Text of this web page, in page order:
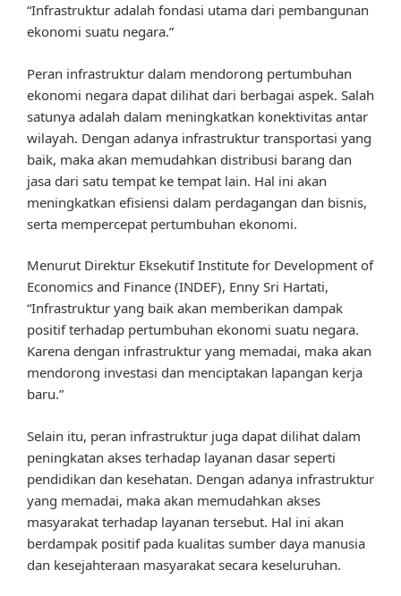
“Infrastruktur adalah fondasi utama dari pembangunan
ekonomi suatu negara.”
Peran infrastruktur dalam mendorong pertumbuhan
ekonomi negara dapat dilihat dari berbagai aspek. Salah
satunya adalah dalam meningkatkan konektivitas antar
wilayah. Dengan adanya infrastruktur transportasi yang
baik, maka akan memudahkan distribusi barang dan
jasa dari satu tempat ke tempat lain. Hal ini akan
meningkatkan efisiensi dalam perdagangan dan bisnis,
serta mempercepat pertumbuhan ekonomi.
Menurut Direktur Eksekutif Institute for Development of
Economics and Finance (INDEF), Enny Sri Hartati,
“Infrastruktur yang baik akan memberikan dampak
positif terhadap pertumbuhan ekonomi suatu negara.
Karena dengan infrastruktur yang memadai, maka akan
mendorong investasi dan menciptakan lapangan kerja
baru.”
Selain itu, peran infrastruktur juga dapat dilihat dalam
peningkatan akses terhadap layanan dasar seperti
pendidikan dan kesehatan. Dengan adanya infrastruktur
yang memadai, maka akan memudahkan akses
masyarakat terhadap layanan tersebut. Hal ini akan
berdampak positif pada kualitas sumber daya manusia
dan kesejahteraan masyarakat secara keseluruhan.